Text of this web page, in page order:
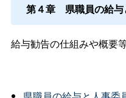
第４章 県職員の給
給与勧告の仕組みや概要